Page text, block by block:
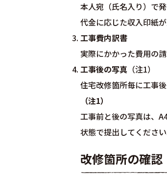
本人宛（氏名入り）で
代金に応じた収入印紙
工事費内訳書
実際にかかった費用の請
工事後の写真 （注1）
住宅改修箇所毎に工事
（注1）
工事前と後の写真は、
状態で提出してください
改修箇所の確認